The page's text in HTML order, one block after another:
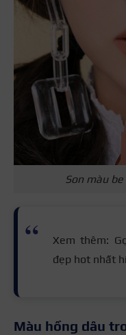
Son màu
Xem thêm:
đẹp hot nhất
Màu hồng dâu